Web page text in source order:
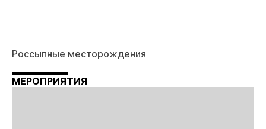
Россыпные месторождения
МЕРОПРИЯТИЯ